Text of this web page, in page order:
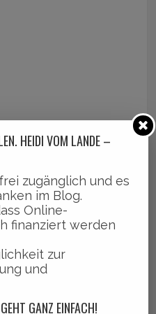
HEIDI VOM LANDE –
zugänglich und es
im Blog.
Online-
finanziert werden
zur
und
GANZ EINFACH!